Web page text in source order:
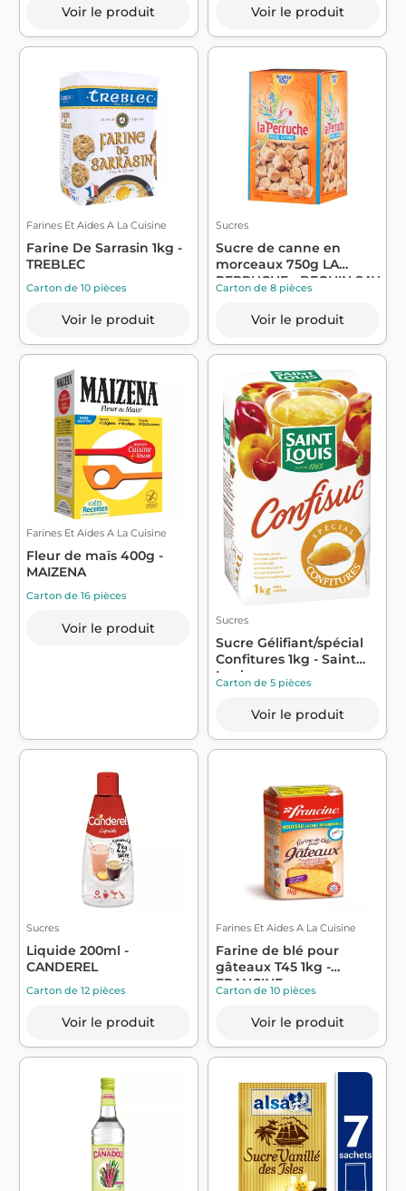
Voir le produit Voir le produit
Farines Et Aides A La Cuisine
Farine De Sarrasin 1kg -
TREBLEC
Carton de 10 pièces
Voir le produit
Sucres
Sucre de canne en
morceaux 750g LA
PERRUCHE - BEGHIN SAY
Carton de 8 pièces
Voir le produit
Farines Et Aides A La Cuisine
Fleur de maïs 400g -
MAIZENA
Carton de 16 pièces
Voir le produit
Sucres
Sucre Gélifiant/spécial
Confitures 1kg - Saint
Louis
Carton de 5 pièces
Voir le produit
Sucres
Liquide 200ml -
CANDEREL
Carton de 12 pièces
Voir le produit
Farines Et Aides A La Cuisine
Farine de blé pour
gâteaux T45 1kg -
FRANCINE
Carton de 10 pièces
Voir le produit